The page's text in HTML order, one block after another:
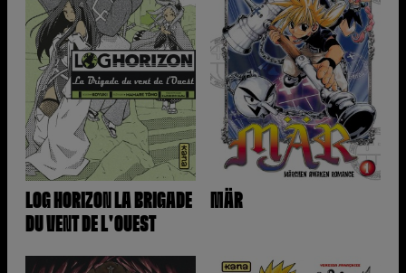
LOG HORIZON LA BRIGADE
DU VENT DE L'OUEST
MÄR